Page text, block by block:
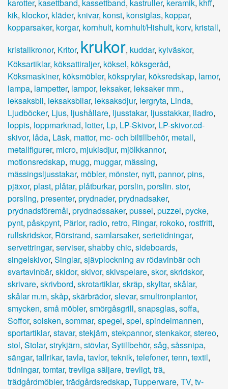
karotter, kasettband, kassettband, kastruller, keramik, khff,
kik, klockor, kläder, knivar, konst, konstglas, koppar,
kopparsaker, korgar, kornhult, kornhult/Hishult, korv, kristall,
kristallkronor, Kritor, krukor, kuddar, kylväskor,
Köksartiklar, köksattiraljer, köksel, köksgeråd,
Köksmaskiner, köksmöbler, köksprylar, köksredskap, lamor,
lampa, lampetter, lampor, leksaker, leksaker mm.,
leksaksbil, leksaksbilar, leksaksdjur, lergryta, Linda,
Ljudböcker, Ljus, ljushållare, ljusstakar, ljusstakkar, lladro,
loppis, loppmarknad, lotter, Lp, LP-Skivor, LP-skivor.cd-
skivor, låda, Läsk, mattor, mc- och biltillbehör, metall,
metallfigurer, micro, mjukisdjur, mjölkkannor,
motionsredskap, mugg, muggar, mässing,
mässingsljusstakar, möbler, mönster, nytt, pannor, pins,
pjäxor, plast, plåtar, plåtburkar, porslin, porslin. stor,
porsling, presenter, prydnader, prydnadsaker,
prydnadsföremål, prydnadssaker, pussel, puzzel, pycke,
pynt, påskpynt, Pärlor, radio, retro, Ringar, rokoko, rostfritt,
rullskridskor, Rörstrand, samlarsaker, serietidningar,
servettringar, serviser, shabby chic, sideboards,
singelskivor, Singlar, sjävplockning av rödavinbär och
svartavinbär, skidor, skivor, skivspelare, skor, skridskor,
skrivare, skrivbord, skrotartiklar, skräp, skyltar, skålar,
skålar m.m, skåp, skärbrädor, slevar, smultronplantor,
smycken, små möbler, smörgåsgrill, snapsglas, soffa,
Soffor, solsken, sommar, spegel, spel, spindelmannen,
sportartiklar, stavar, stekjärn, stekpannor, stenkakor, stereo,
stol, Stolar, strykjärn, stövlar, Sytillbehör, såg, såssnipa,
sängar, tallrikar, tavla, tavlor, teknik, telefoner, tenn, textil,
tidningar, tomtar, trevliga säljare, trevligt, trä,
trädgårdmöbler, trädgårdsredskap, Tupperware, TV, tv-